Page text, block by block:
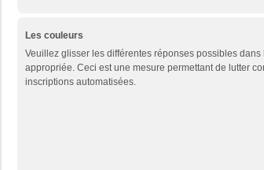
Les couleurs
Veuillez glisser les différentes réponses possibles dans
appropriée. Ceci est une mesure permettant de lutter
inscriptions automatisées.